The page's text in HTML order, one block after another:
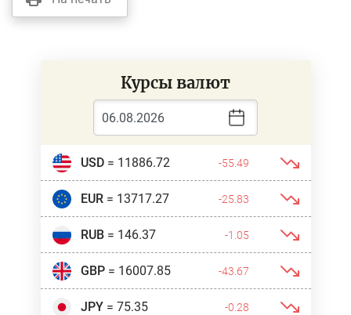
Курсы валют
USD= 11886.72 -55.49
EUR= 13717.27 -25.83
RUB= 146.37 -1.05
GBP= 16007.85 -43.67
JPY= 75.35 -0.28